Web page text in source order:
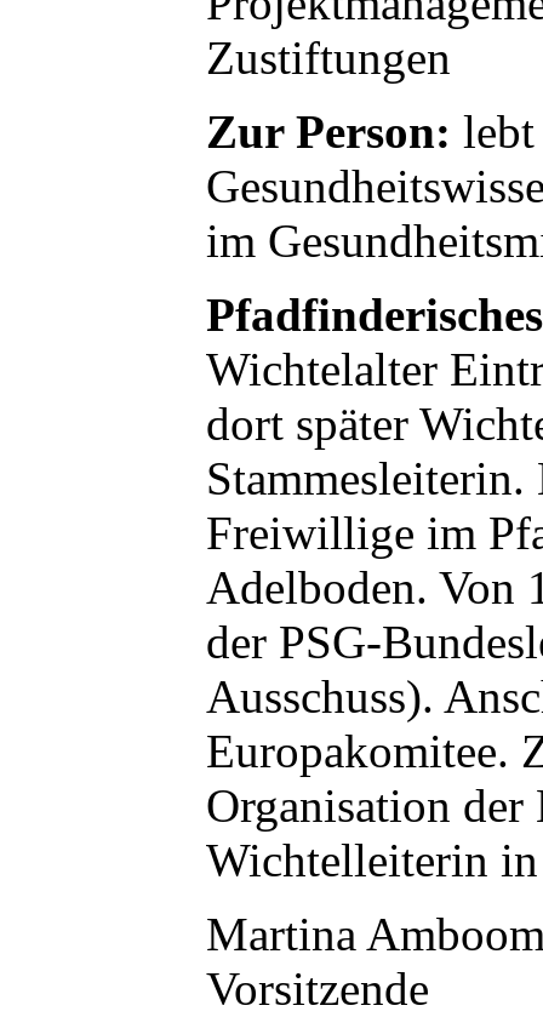
Zustiftungen
Zur Person:
im
Wichtelalter
dort später
Freiwillige im
Adelboden. Von
der PSG-
Ausschuss).
Europakomitee.
Organisation der
Wichtelleiterin
Martina
Vorsitzende